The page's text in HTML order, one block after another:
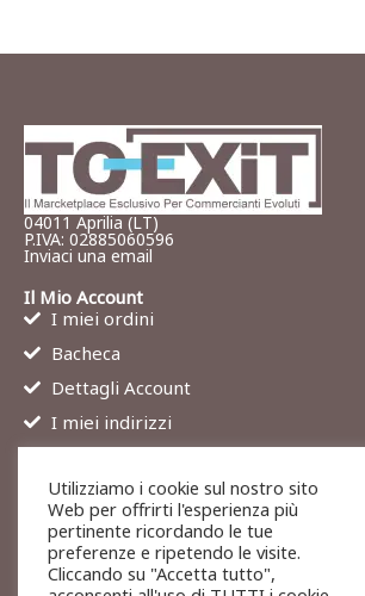
04011 Aprilia (LT)
P.IVA: 02885060596
Inviaci una email
Il Mio Account
I miei ordini
Bacheca
Dettagli Account
I miei indirizzi
Chi siamo
Services
Blog
Utilizziamo i cookie sul nostro sito
Web per offrirti l'esperienza più
pertinente ricordando le tue
preferenze e ripetendo le visite.
Cliccando su "Accetta tutto",